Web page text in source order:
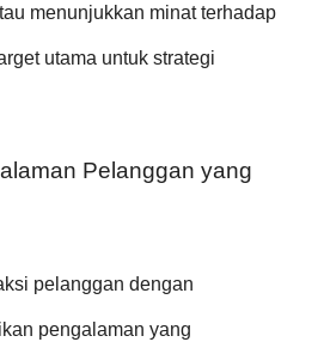
menunjukkan minat terhadap
utama untuk strategi
Pelanggan yang
pelanggan dengan
pengalaman yang